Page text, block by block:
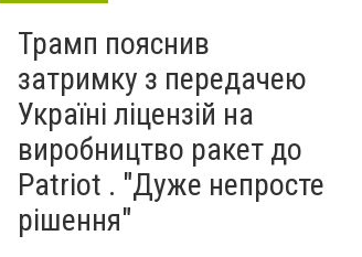
Трамп пояснив
затримку з передачею
Україні ліцензій на
виробництво ракет до
Patriot . "Дуже непросте
рішення"